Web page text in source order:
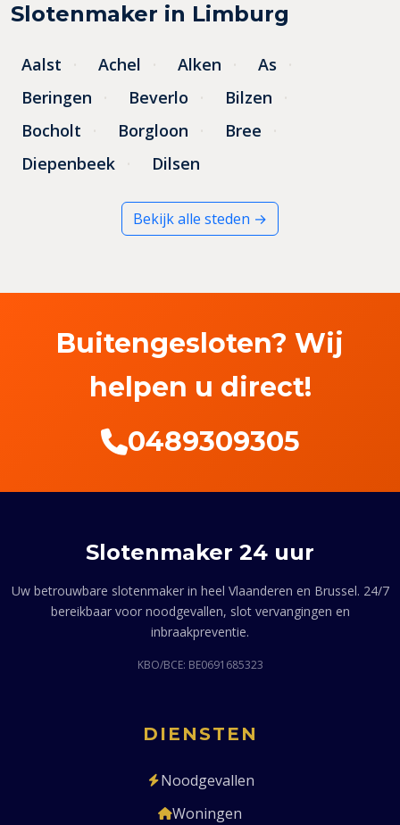
Slotenmaker in Limburg
Aalst Achel Alken
As
Beringen
Beverlo
Bilzen
Bocholt
Borgloon
Bree
Diepenbeek
Dilsen
Bekijk alle steden →
Buitengesloten? Wij
helpen u direct!
0489309305
Slotenmaker 24 uur
Uw betrouwbare slotenmaker in heel Vlaanderen en Brussel. 24/7
bereikbaar voor noodgevallen, slot vervangingen en
inbraakpreventie.
KBO/BCE: BE0691685323
DIENSTEN
Noodgevallen
Woningen